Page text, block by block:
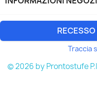
Traccia
© 2026 by Prontostufe